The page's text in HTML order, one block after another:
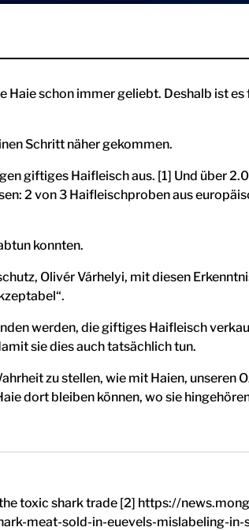
schon immer geliebt. Deshalb ist
Schritt näher gekommen.
giftiges Haifleisch aus. [1] Und über
2 von 3 Haifleischproben aus
konnten.
Olivér Várhelyi, mit diesen
werden, die giftiges Haifleisch
sie dies auch tatsächlich tun.
zu stellen, wie mit Haien, unseren
dort bleiben können, wo sie
toxic shark trade [2] https://
meat-sold-in-euevels-mislabeling-